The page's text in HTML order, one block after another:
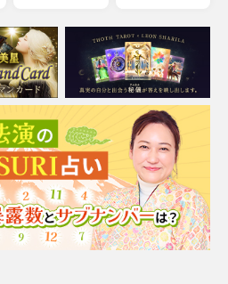
らに運命を切り開
き、幸せな未来を手
に入れましょう。